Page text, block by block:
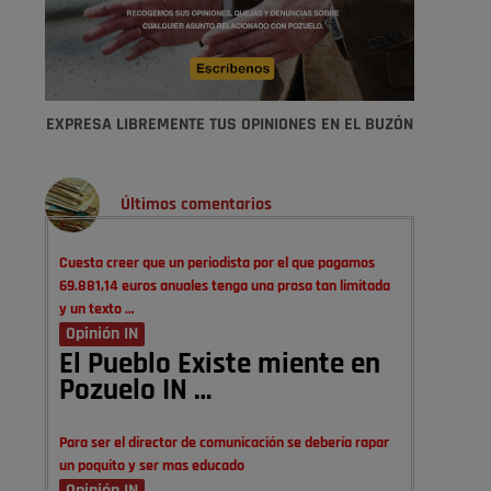
EXPRESA LIBREMENTE TUS OPINIONES EN EL BUZÓN
Últimos comentarios
Cuesta creer que un periodista por el que pagamos
69.881,14 euros anuales tenga una prosa tan limitada
y un texto …
Opinión IN
El Pueblo Existe miente en
Pozuelo IN …
Para ser el director de comunicación se debería rapar
un poquito y ser mas educado